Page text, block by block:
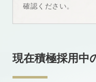
確認ください。
現在積極採用中